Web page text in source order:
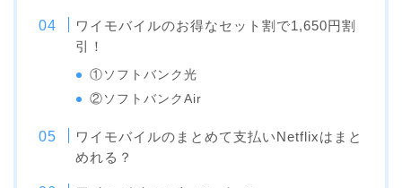
ワイモバイルのお得なセット割で1,650円割
引！
①ソフトバンク光
②ソフトバンクAir
ワイモバイルのまとめて支払いNetflixはまと
めれる？